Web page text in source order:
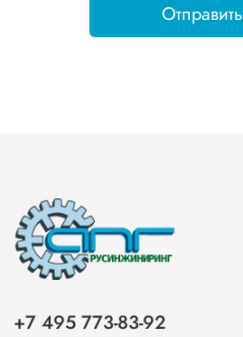
Отправить
+7 495 773-83-92